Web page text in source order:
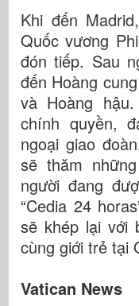
Khi đến
Quốc vương
đón tiếp. Sau
đến Hoàng
và Hoàng
chính quyền,
ngoại giao
sẽ thăm
người đang
“Cedia 24
sẽ khép lại với
cùng giới trẻ tại
Vatican News